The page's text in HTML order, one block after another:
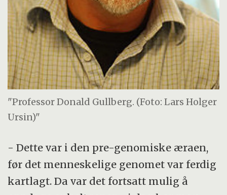
"Professor Donald Gullberg. (Foto: Lars Holger
Ursin)"
- Dette var i den pre-genomiske æraen,
før det menneskelige genomet var ferdig
kartlagt. Da var det fortsatt mulig å